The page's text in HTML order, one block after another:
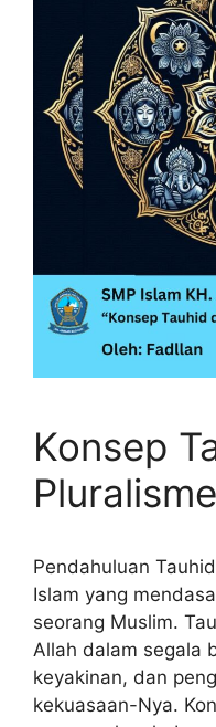
Konsep
Pendahuluan
Islam yang
seorang Muslim.
Allah dalam segala
keyakinan, dan
kekuasaan-Nya.